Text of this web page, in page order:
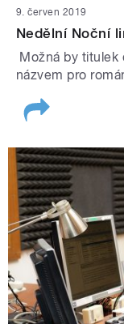
9. červen 2019
Nedělní Noční
Možná by titulek
názvem pro